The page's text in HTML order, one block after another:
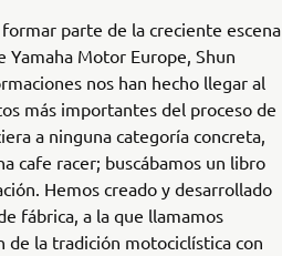
parte de la creciente escena
Motor Europe, Shun
nos han hecho llegar al
más importantes del proceso de
a ninguna categoría concreta,
cafe racer; buscábamos un libro
Hemos creado y desarrollado
fábrica, a la que llamamos
de la tradición motociclística con